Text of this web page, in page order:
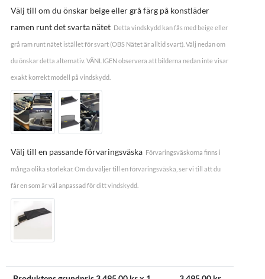
Välj till om du önskar beige eller grå färg på konstläder
ramen runt det svarta nätet Detta vindskydd kan fås med beige eller
grå ram runt nätet istället för svart (OBS Nätet är alltid svart). Välj nedan om
du önskar detta alternativ. VÄNLIGEN observera att bilderna nedan inte visar
exakt korrekt modell på vindskydd.
Välj till en passande förvaringsväska Förvaringsväskorna finns i
många olika storlekar. Om du väljer till en förvaringsväska, ser vi till att du
får en som är väl anpassad för ditt vindskydd.